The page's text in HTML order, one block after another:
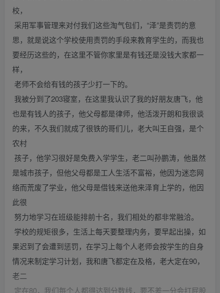
校，
采用军事管理来对付我们这些淘气包们，“泽”是责罚的意
思，就是说这个学校使用责罚的手段来教育学生的，而我也
要经历这些的，在这里不管你家里是有钱还是没钱大家都一
样，
老师不会给有钱的孩子少打一下的。
我被分到了203寝室，在这里我认识了我的好朋友唐飞，他
也是有钱人的孩子，他父母都是律师，他活泼开朗和我很谈
的来，不久我们就成了很铁的哥们儿，老大叫王自强，是个
农村
孩子，他学习很好是免费入学学生，老二叫孙鹏涛，他虽然
是城市孩子，但他父母都是工人生活不富裕，他因为迷恋网
络而荒废了学业，他父母是借钱来送他来泽育上学的，他因
此很
努力地学习在班级能排前十名，我们相处的都非常融洽。
学校的规矩很多，生活上每天要整理内务，要早起出操，如
果迟到了会遭到惩罚，在学习上每个人老师会按学生的自身
情况来制定学习计划，我和唐飞都定在及格，老大定在90，
老二
定在80，我们每个人都得达到分数线，要不差一分会打屁股